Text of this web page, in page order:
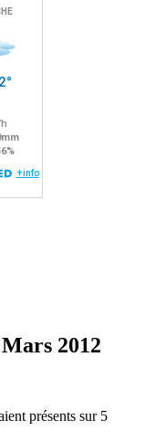
2012
présents sur 5